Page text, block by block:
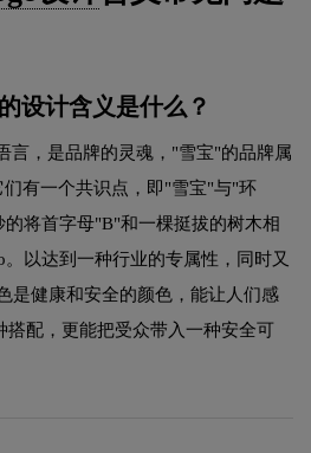
设计含义是什么？
言，是品牌的灵魂，"雪宝"的品牌属
有一个共识点，即"雪宝"与"环
将首字母"B"和一棵挺拔的树木相
以达到一种行业的专属性，同时又
是健康和安全的颜色，能让人们感
搭配，更能把受众带入一种安全可